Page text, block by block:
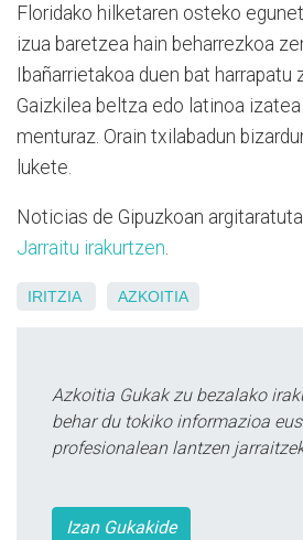
Floridako hilketaren osteko
izua baretzea hain beharrezkoa
Ibañarrietakoa duen bat harrapatu
Gaizkilea beltza edo latinoa
menturaz. Orain txilabadun
lukete.
Noticias de Gipuzkoan
Jarraitu irakurtzen.
IRITZIA AZKOITIA
Azkoitia Gukak zu bezalako
behar du tokiko informazioa
profesionalean lantzen
Izan Gukakide